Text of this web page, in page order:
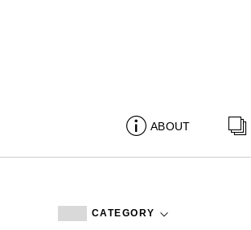
ABOUT
CATEGORY